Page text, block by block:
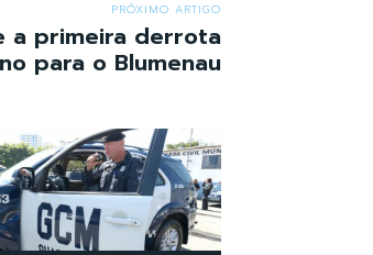
PRÓXIMO ARTIGO
a primeira derrota
para o Blumenau